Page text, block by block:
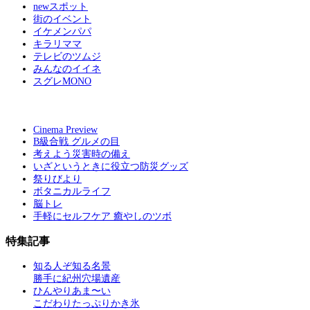
newスポット
街のイベント
イケメンパパ
キラリママ
テレビのツムジ
みんなのイイネ
スグレMONO
Cinema Preview
B級合戦 グルメの目
考えよう災害時の備え
いざというときに役立つ防災グッズ
祭りびより
ボタニカルライフ
脳トレ
手軽にセルフケア 癒やしのツボ
特集記事
知る人ぞ知る名景
勝手に紀州穴場遺産
ひんやりあま〜い
こだわりたっぷりかき氷